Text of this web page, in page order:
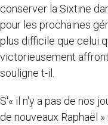
conserver la Sixtine
pour les prochaines
plus difficile que celui
victorieusement
souligne t-il.
S'« il n'y a pas de nos
de nouveaux Raphaël